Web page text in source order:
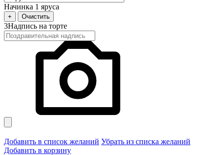
Начинка 1 яруса
+ Очистить
3Надпись на торте
Добавить в список желаний Убрать из списка желаний
Добавить в корзину